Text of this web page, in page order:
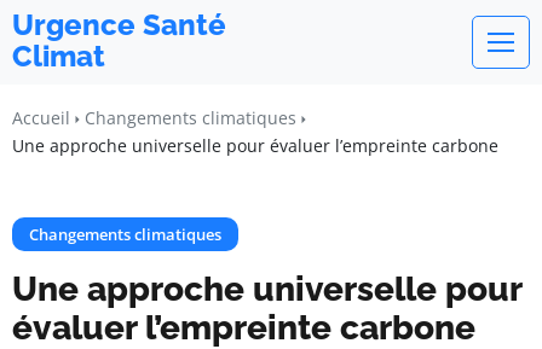
Urgence Santé
Climat
Accueil
Changements climatiques
Une approche universelle pour évaluer l’empreinte carbone
Changements climatiques
Une approche universelle pour
évaluer l’empreinte carbone